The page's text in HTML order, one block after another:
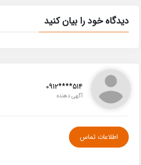
دیدگاه خود را بیان کنید
0912****514
آگهی دهنده
اطلاعات تماس